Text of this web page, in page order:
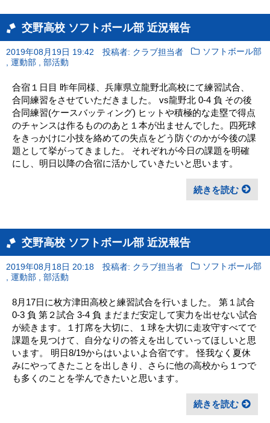
交野高校 ソフトボール部 近況報告
2019年08月19日 19:42 投稿者: クラブ担当者
ソフトボール部
, 運動部 , 部活動
合宿１日目 昨年同様、兵庫県立龍野北高校にて練習試合、
合同練習をさせていただきました。 vs龍野北 0-4 負 その後
合同練習(ケースバッティング) ヒットや積極的な走塁で得点
のチャンスは作るもののあと１本が出ませんでした。四死球
をきっかけに小技を絡めての失点をどう防ぐのかが今後の課
題として挙がってきました。 それぞれが今日の課題を明確
にし、明日以降の合宿に活かしていきたいと思います。
続きを読む
交野高校 ソフトボール部 近況報告
2019年08月18日 20:18 投稿者: クラブ担当者
ソフトボール部
, 運動部 , 部活動
8月17日に枚方津田高校と練習試合を行いました。 第１試合
0-3 負 第２試合 3-4 負 まだまだ安定して実力を出せない試合
が続きます。１打席を大切に、１球を大切に走攻守すべてで
課題を見つけて、自分なりの答えを出していってほしいと思
います。 明日8/19からはいよいよ合宿です。 怪我なく夏休
みにやってきたことを出しきり、さらに他の高校から１つで
も多くのことを学んできたいと思います。
続きを読む